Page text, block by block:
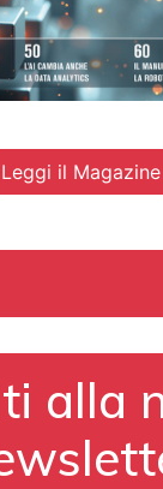
Leggi il Magazine
alla